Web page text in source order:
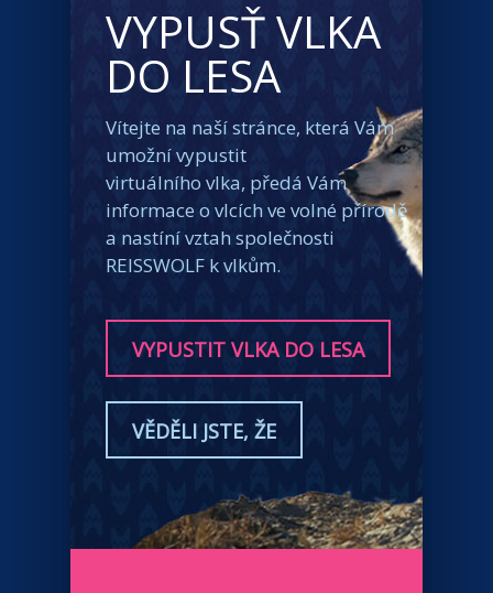
VYPUSŤ VLKA
DO LESA
Vítejte na naší stránce, která Vám
umožní vypustit
virtuálního vlka, předá Vám
informace o vlcích ve volné přírodě
a nastíní vztah společnosti
REISSWOLF k vlkům.
VYPUSTIT VLKA DO LESA
VĚDĚLI JSTE, ŽE